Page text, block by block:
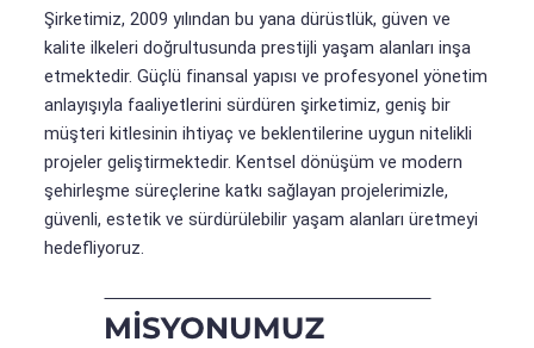
Şirketimiz, 2009 yılından bu yana dürüstlük, güven ve
kalite ilkeleri doğrultusunda prestijli yaşam alanları inşa
etmektedir. Güçlü finansal yapısı ve profesyonel yönetim
anlayışıyla faaliyetlerini sürdüren şirketimiz, geniş bir
müşteri kitlesinin ihtiyaç ve beklentilerine uygun nitelikli
projeler geliştirmektedir. Kentsel dönüşüm ve modern
şehirleşme süreçlerine katkı sağlayan projelerimizle,
güvenli, estetik ve sürdürülebilir yaşam alanları üretmeyi
hedefliyoruz.